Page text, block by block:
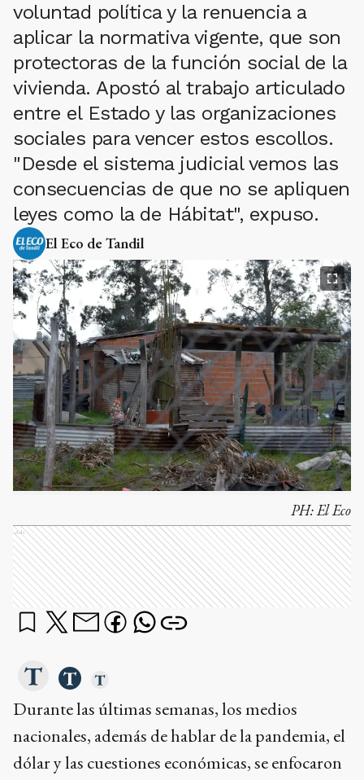
voluntad política y la renuencia a
aplicar la normativa vigente, que son
protectoras de la función social de la
vivienda. Apostó al trabajo articulado
entre el Estado y las organizaciones
sociales para vencer estos escollos.
"Desde el sistema judicial vemos las
consecuencias de que no se apliquen
leyes como la de Hábitat", expuso.
El Eco de Tandil
PH:El Eco
Ads
Durante las últimas semanas, los medios
nacionales, además de hablar de la pandemia, el
dólar y las cuestiones económicas, se enfocaron